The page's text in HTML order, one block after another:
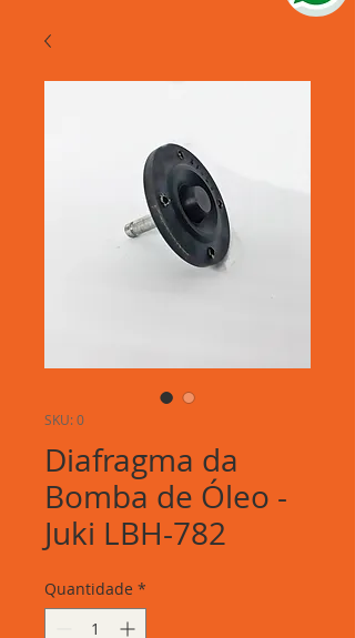
SKU: 0
Diafragma da
Bomba de Óleo -
Juki LBH-782
Quantidade *